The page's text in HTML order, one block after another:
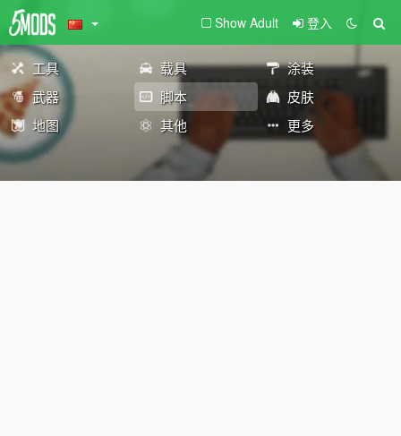
Show Adult 登入
工具 载具
涂装
武器
脚本
皮肤
地图
其他 更多